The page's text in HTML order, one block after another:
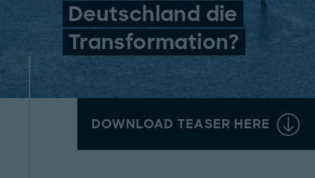
Deutschland die
Transformation?
DOWNLOAD TEASER HERE